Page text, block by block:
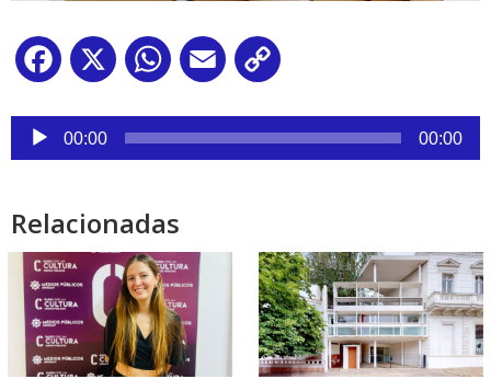
Facebook
X WhatsApp
Email
Reproductor
audio
00:00 00:00
Relacionadas